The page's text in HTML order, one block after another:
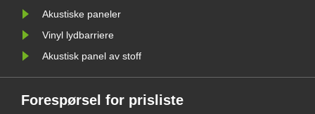
Akustiske paneler
Vinyl lydbarriere
Akustisk panel av stoff
Forespørsel for prisliste